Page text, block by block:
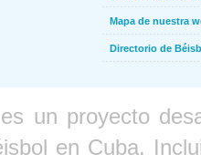
Mapa de nuestra
Directorio de
un proyecto
en Cuba.